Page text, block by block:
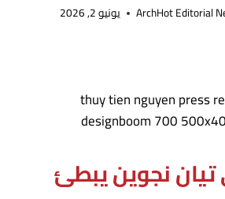
ArchHot Editorial يونيو 2, 2026
تيان نجوين يبطئ